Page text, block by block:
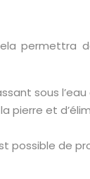
permettra
sous
pierre et
possible de